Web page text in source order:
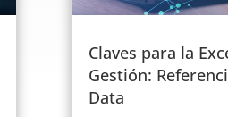
Claves para la
Gestión:
Data